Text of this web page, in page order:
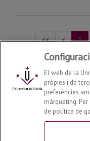
<< < 1
Agenda 2030 /
Sostenible
El web de la
pròpies i de
preferències
màrqueting.
de política de